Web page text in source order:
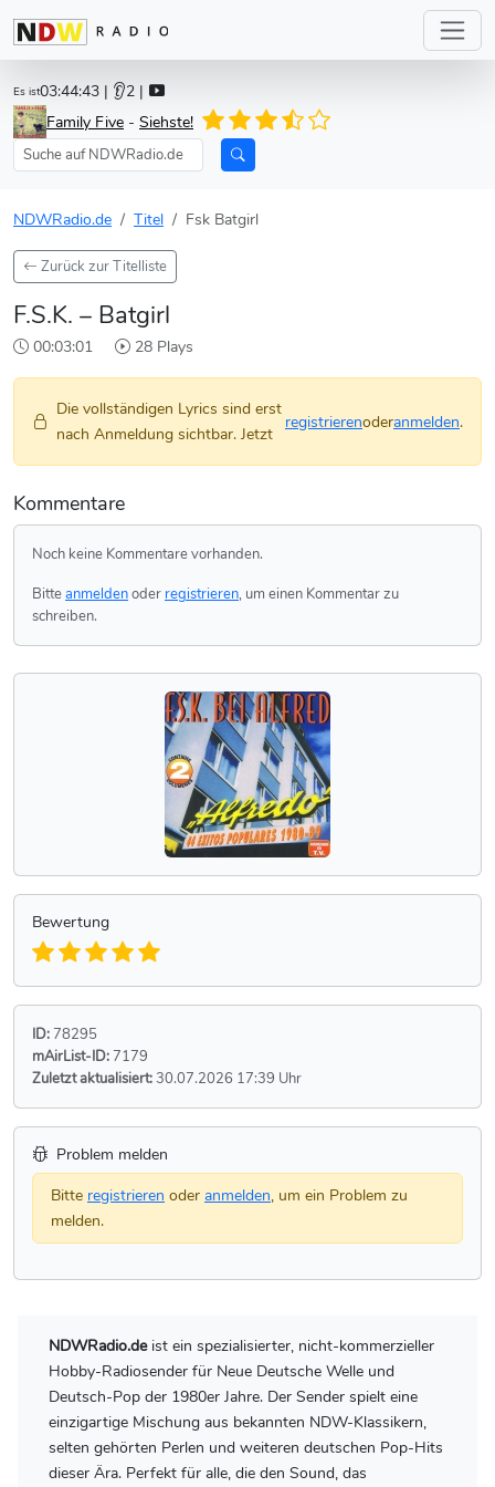
Es ist03:44:43 | 👂2 |
Family Five - Siehste!
NDWRadio.de Titel Fsk Batgirl
Zurück zur Titelliste
F.S.K. – Batgirl
00:03:01 28 Plays
Die vollständigen Lyrics sind erst
nach Anmeldung sichtbar. Jetzt
registrierenoderanmelden.
Kommentare
Noch keine Kommentare vorhanden.
Bitteanmeldenoder registrieren, um einen Kommentar zu
schreiben.
Bewertung
ID: 78295
mAirList-ID: 7179
Zuletzt aktualisiert:30.07.2026 17:39 Uhr
Problem melden
Bitte registrieren oder anmelden, um ein Problem zu
melden.
NDWRadio.deist ein spezialisierter, nicht-kommerzieller
Hobby-Radiosender für Neue Deutsche Welle und
Deutsch-Pop der 1980er Jahre. Der Sender spielt eine
einzigartige Mischung aus bekannten NDW-Klassikern,
selten gehörten Perlen und weiteren deutschen Pop-Hits
dieser Ära. Perfekt für alle, die den Sound, das